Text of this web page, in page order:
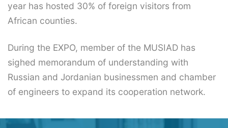
year has hosted 30% of foreign visitors from
African counties.
During the EXPO, member of the MUSIAD has
sighed memorandum of understanding with
Russian and Jordanian businessmen and chamber
of engineers to expand its cooperation network.